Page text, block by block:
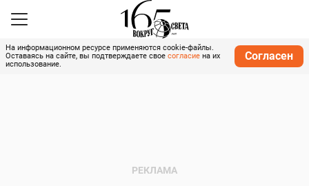
На информационном ресурсе применяются cookie-файлы.
Оставаясь на сайте, вы подтверждаете свое согласие на их
использование.
Согласен